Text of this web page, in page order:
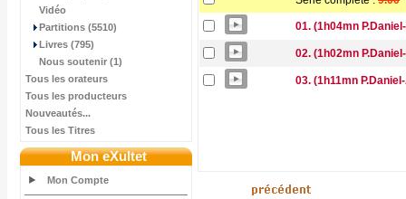
Vidéo
Partitions (5510)
Livres (795)
Nous soutenir (1)
Tous les orateurs
Tous les producteurs
Nouveautés...
Tous les Titres
Mon eXultet
Mon Compte
01. (1h04mn
02. (1h02mn
03. (1h11mn